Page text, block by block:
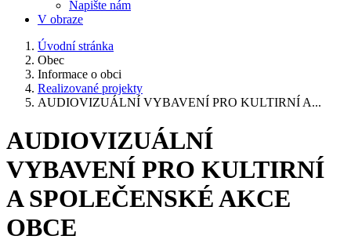
Napište nám
V obraze
Úvodní stránka
Obec
Informace o obci
Realizované projekty
AUDIOVIZUÁLNÍ VYBAVENÍ PRO KULTIRNÍ A...
AUDIOVIZUÁLNÍ
VYBAVENÍ PRO KULTIRNÍ
A SPOLEČENSKÉ AKCE
OBCE